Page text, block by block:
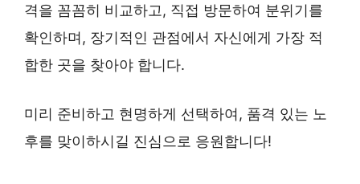
격을 꼼꼼히 비교하고, 직접 방문하여 분위기를
확인하며, 장기적인 관점에서 자신에게 가장 적
합한 곳을 찾아야 합니다.
미리 준비하고 현명하게 선택하여, 품격 있는 노
후를 맞이하시길 진심으로 응원합니다!